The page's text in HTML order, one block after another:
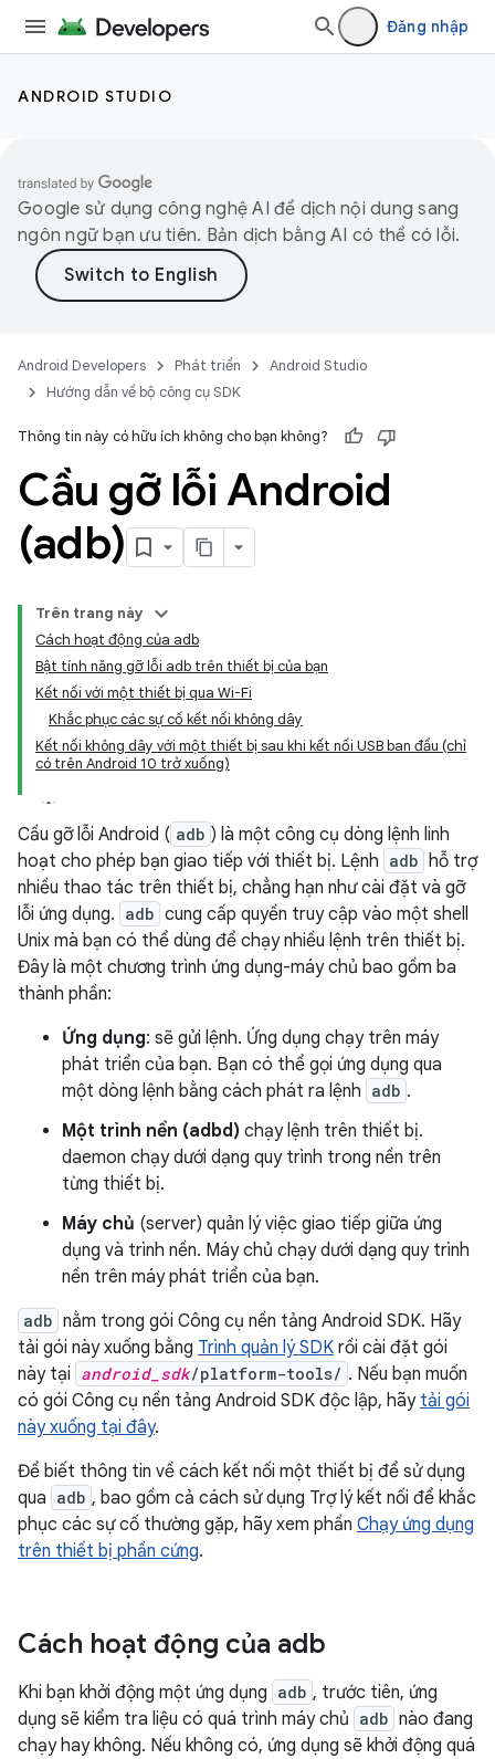
Đăng nhập
ANDROID STUDIO
Google sử dụng công nghệ AI để dịch nội dung sang
ngôn ngữ bạn ưu tiên. Bản dịch bằng AI có thể có lỗi.
Android Developers Phát triển
Android Studio
Hướng dẫn về bộ công cụ SDK
Thông tin này có hữu ích không cho bạn không?
Cầu gỡ lỗi Android
(adb)
Trên trang này
Cách hoạt động của adb
Bật tính năng gỡ lỗi adb trên thiết bị của bạn
Kết nối với một thiết bị qua Wi-Fi
Khắc phục các sự cố kết nối không dây
Kết nối không dây với một thiết bị sau khi kết nối USB ban đầu (chỉ
có trên Android 10 trở xuống)
Cầu gỡ lỗi Android ( adb ) là một công cụ dòng lệnh linh
hoạt cho phép bạn giao tiếp với thiết bị. Lệnh adb hỗ trợ
nhiều thao tác trên thiết bị, chẳng hạn như cài đặt và gỡ
lỗi ứng dụng. adb cung cấp quyền truy cập vào một shell
Unix mà bạn có thể dùng để chạy nhiều lệnh trên thiết bị.
Đây là một chương trình ứng dụng-máy chủ bao gồm ba
thành phần:
Ứng dụng: sẽ gửi lệnh. Ứng dụng chạy trên máy
phát triển của bạn. Bạn có thể gọi ứng dụng qua
một dòng lệnh bằng cách phát ra lệnh adb .
Một trình nền (adbd) chạy lệnh trên thiết bị.
daemon chạy dưới dạng quy trình trong nền trên
từng thiết bị.
Máy chủ (server) quản lý việc giao tiếp giữa ứng
dụng và trình nền. Máy chủ chạy dưới dạng quy trình
nền trên máy phát triển của bạn.
adb nằm trong gói Công cụ nền tảng Android SDK. Hãy
tải gói này xuống bằng Trình quản lý SDK rồi cài đặt gói
này tại android_sdk/platform-tools/ . Nếu bạn muốn
có gói Công cụ nền tảng Android SDK độc lập, hãy tải gói
này xuống tại đây.
Để biết thông tin về cách kết nối một thiết bị để sử dụng
qua adb , bao gồm cả cách sử dụng Trợ lý kết nối để khắc
phục các sự cố thường gặp, hãy xem phần Chạy ứng dụng
trên thiết bị phần cứng.
Cách hoạt động của adb
Khi bạn khởi động một ứng dụng adb , trước tiên, ứng
dụng sẽ kiểm tra liệu có quá trình máy chủ adb nào đang
chạy hay không. Nếu không có, ứng dụng sẽ khởi động quá